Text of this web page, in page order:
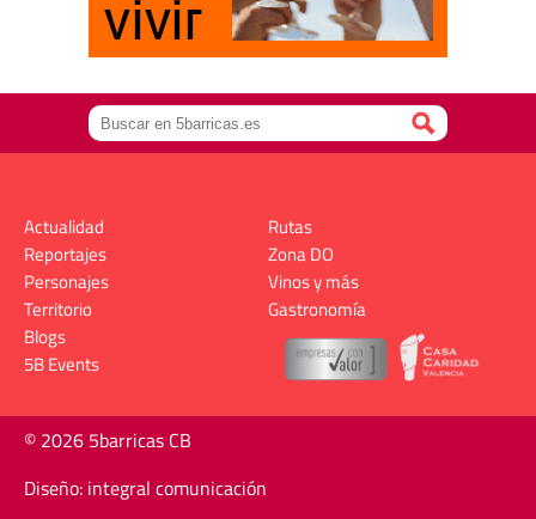
Actualidad
Reportajes
Personajes
Territorio
Rutas
Zona DO
Vinos y más
Gastronomía
Blogs
5B Events
© 2026 5barricas CB
Diseño: integral comunicación